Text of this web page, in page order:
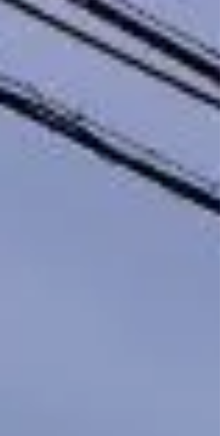
ル賞を受賞され、その大野さんのホームグラ
ドが北里メディカルセンターです。そして、
が娘が（長女）が生ま...